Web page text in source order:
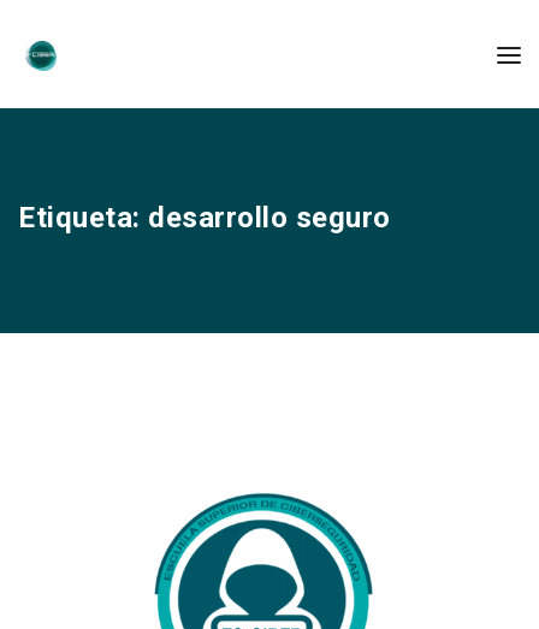
Etiqueta: desarrollo seguro